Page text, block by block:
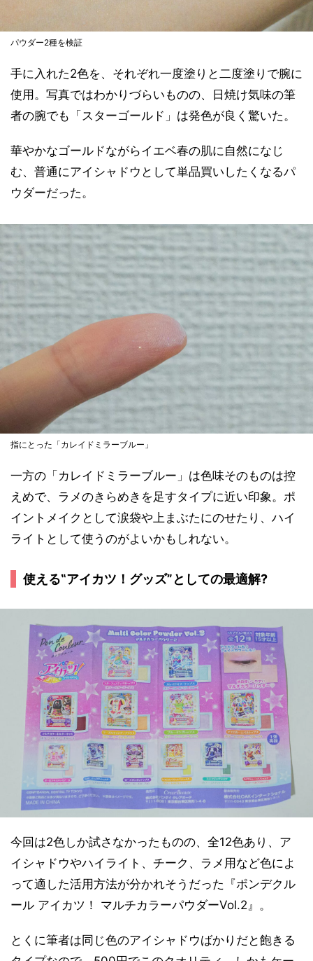
パウダー2種を検証
手に入れた2色を、それぞれ一度塗りと二度塗りで腕に
使用。写真ではわかりづらいものの、日焼け気味の筆
者の腕でも「スターゴールド」は発色が良く驚いた。
華やかなゴールドながらイエベ春の肌に自然になじ
む、普通にアイシャドウとして単品買いしたくなるパ
ウダーだった。
指にとった「カレイドミラーブルー」
一方の「カレイドミラーブルー」は色味そのものは控
えめで、ラメのきらめきを足すタイプに近い印象。ポ
イントメイクとして涙袋や上まぶたにのせたり、ハイ
ライトとして使うのがよいかもしれない。
使える‟アイカツ！グッズ”としての最適解?
今回は2色しか試さなかったものの、全12色あり、ア
イシャドウやハイライト、チーク、ラメ用など色によ
って適した活用方法が分かれそうだった『ポンデクル
ール アイカツ！ マルチカラーパウダーVol.2』。
とくに筆者は同じ色のアイシャドウばかりだと飽きる